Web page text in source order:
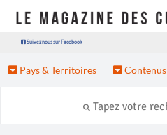
Suivez nous sur Facebook
Pays & Territoires Contenus